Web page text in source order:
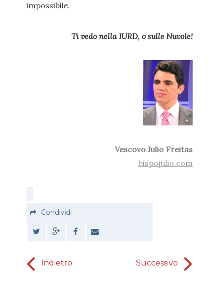
impossibile.
Ti vedo nella IURD, o sulle Nuvole!
Vescovo Julio Freitas
bispojulio.com
Condividi
Indietro Successivo